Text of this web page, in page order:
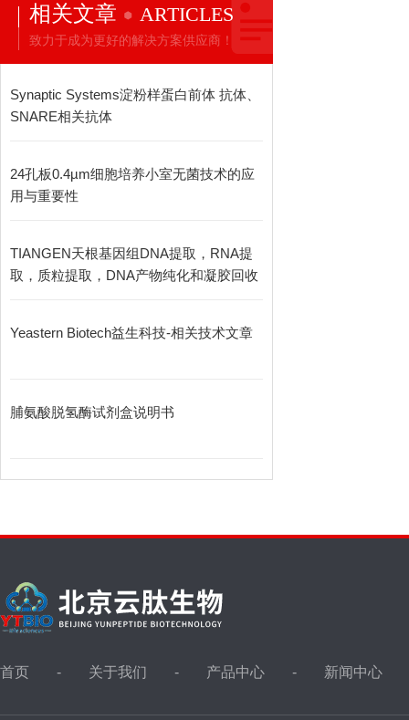
相关文章 ARTICLES
致力于成为更好的解决方案供应商！
Synaptic Systems淀粉样蛋白前体 抗体、
SNARE相关抗体
24孔板0.4µm细胞培养小室无菌技术的应
用与重要性
TIANGEN天根基因组DNA提取，RNA提
取，质粒提取，DNA产物纯化和凝胶回收
Yeastern Biotech益生科技-相关技术文章
脯氨酸脱氢酶试剂盒说明书
首页 关于我们 产品中心 新闻中心